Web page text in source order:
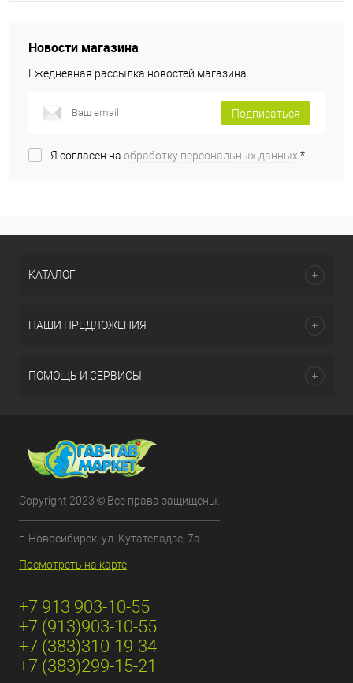
Новости магазина
Ежедневная рассылка новостей магазина.
Подписаться
Я согласен на обработку персональных данных.*
КАТАЛОГ
НАШИ ПРЕДЛОЖЕНИЯ
ПОМОЩЬ И СЕРВИСЫ
Copyright 2023 © Все права защищены.
г. Новосибирск, ул. Кутателадзе, 7а
Посмотреть на карте
+7 913 903-10-55
+7 (913)903-10-55
+7 (383)310-19-34
+7 (383)299-15-21